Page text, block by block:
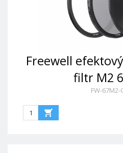
Freewell
filtr M2
FW-67M2-